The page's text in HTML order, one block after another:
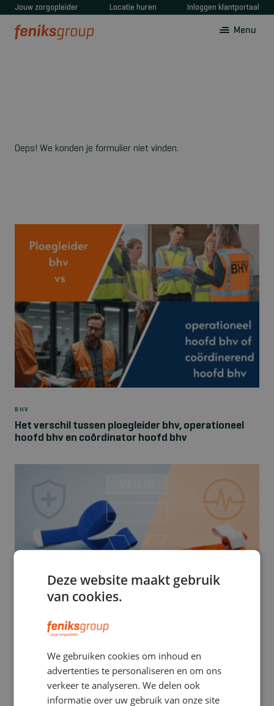
Jouw zorgopleider Locatie huren Inloggen klantportaal
Menu
Oeps! We konden je formulier niet vinden.
BHV
Het verschil tussen ploegleider bhv, operationeel
hoofd bhv en coördinator hoofd bhv
Stuwband versus tourniquet: een verwarrend
verschil met mogelijk ernstige gevolgen
Deze website maakt gebruik
van cookies.
We gebruiken cookies om inhoud en
advertenties te personaliseren en om ons
verkeer te analyseren. We delen ook
informatie over uw gebruik van onze site